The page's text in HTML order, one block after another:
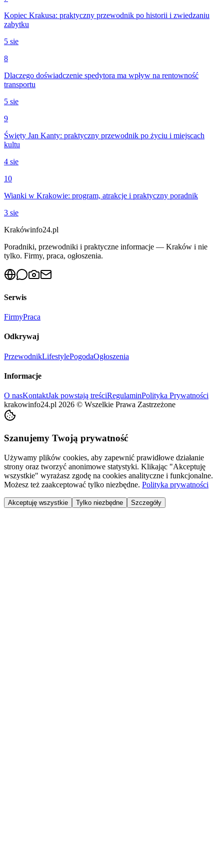
Kopiec Krakusa: praktyczny przewodnik po historii i zwiedzaniu
zabytku
5 sie
8
Dlaczego doświadczenie spedytora ma wpływ na rentowność
transportu
5 sie
9
Święty Jan Kanty: praktyczny przewodnik po życiu i miejscach
kultu
4 sie
10
Wianki w Krakowie: program, atrakcje i praktyczny poradnik
3 sie
Krakówinfo24.pl
Poradniki, przewodniki i praktyczne informacje — Kraków i nie
tylko. Firmy, praca, ogłoszenia.
Serwis
FirmyPraca
Odkrywaj
PrzewodnikLifestylePogodaOgłoszenia
Informacje
O nasKontaktJak powstają treściRegulaminPolityka Prywatności
krakowinfo24.pl 2026 © Wszelkie Prawa Zastrzeżone
Szanujemy Twoją prywatność
Używamy plików cookies, aby zapewnić prawidłowe działanie
strony oraz tworzyć anonimowe statystyki. Klikając "Akceptuję
wszystkie" wyrażasz zgodę na cookies analityczne i funkcjonalne.
Możesz też zaakceptować tylko niezbędne. Polityka prywatności
Akceptuję wszystkie Tylko niezbędne Szczegóły